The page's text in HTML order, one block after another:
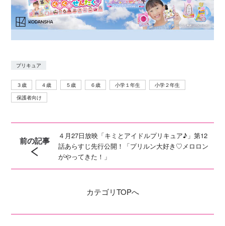
プリキュア
３歳 ４歳 ５歳 ６歳 小学１年生
小学２年生
保護者向け
前の記事
４月27日放映「キミとアイドルプリキュア♪」第12
話あらすじ先行公開！「プリルン大好き♡メロロン
がやってきた！」
カテゴリTOPへ